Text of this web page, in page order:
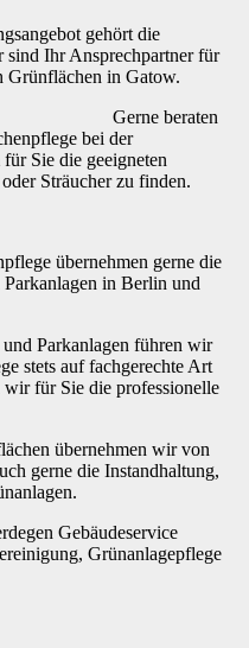
gehört die
Ihr Ansprechpartner für
Grünflächen in Gatow.
Gerne beraten
bei der
Sie die geeigneten
Sträucher zu finden.
übernehmen gerne die
in Berlin und
Parkanlagen führen wir
stets auf fachgerechte Art
wir für Sie die professionelle
übernehmen wir von
gerne die Instandhaltung,
Gebäudeservice
Grünanlagepflege